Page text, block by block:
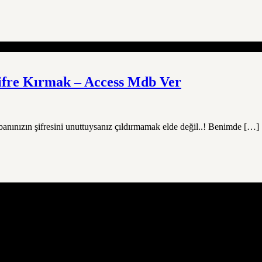
Kırmak – Access Mdb Ver
şifresini unuttuysanız çıldırmamak elde değil..! Benimde […]